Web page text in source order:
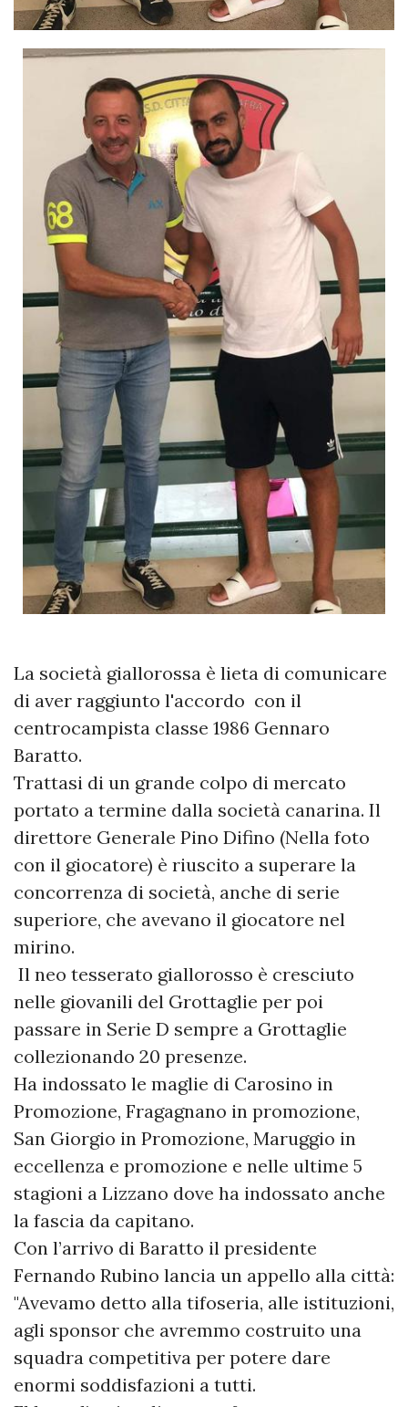
La società giallorossa è lieta di comunicare
di aver raggiunto l'accordo con il
centrocampista classe 1986 Gennaro
Baratto.
Trattasi di un grande colpo di mercato
portato a termine dalla società canarina. Il
direttore Generale Pino Difino (Nella foto
con il giocatore) è riuscito a superare la
concorrenza di società, anche di serie
superiore, che avevano il giocatore nel
mirino.
Il neo tesserato giallorosso è cresciuto
nelle giovanili del Grottaglie per poi
passare in Serie D sempre a Grottaglie
collezionando 20 presenze.
Ha indossato le maglie di Carosino in
Promozione, Fragagnano in promozione,
San Giorgio in Promozione, Maruggio in
eccellenza e promozione e nelle ultime 5
stagioni a Lizzano dove ha indossato anche
la fascia da capitano.
Con l’arrivo di Baratto il presidente
Fernando Rubino lancia un appello alla città:
"Avevamo detto alla tifoseria, alle istituzioni,
agli sponsor che avremmo costruito una
squadra competitiva per potere dare
enormi soddisfazioni a tutti.